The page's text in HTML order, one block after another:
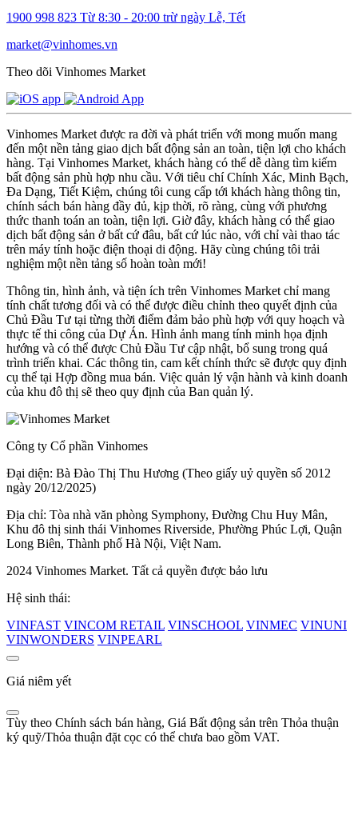
1900 998 823 Từ 8:30 - 20:00 trừ ngày Lễ, Tết
market@vinhomes.vn
Theo dõi Vinhomes Market
Vinhomes Market được ra đời và phát triển với mong muốn mang
đến một nền tảng giao dịch bất động sản an toàn, tiện lợi cho khách
hàng. Tại Vinhomes Market, khách hàng có thể dễ dàng tìm kiếm
bất động sản phù hợp nhu cầu. Với tiêu chí Chính Xác, Minh Bạch,
Đa Dạng, Tiết Kiệm, chúng tôi cung cấp tới khách hàng thông tin,
chính sách bán hàng đầy đủ, kịp thời, rõ ràng, cùng với phương
thức thanh toán an toàn, tiện lợi. Giờ đây, khách hàng có thể giao
dịch bất động sản ở bất cứ đâu, bất cứ lúc nào, với chỉ vài thao tác
trên máy tính hoặc điện thoại di động. Hãy cùng chúng tôi trải
nghiệm một nền tảng số hoàn toàn mới!
Thông tin, hình ảnh, và tiện ích trên Vinhomes Market chỉ mang
tính chất tương đối và có thể được điều chỉnh theo quyết định của
Chủ Đầu Tư tại từng thời điểm đảm bảo phù hợp với quy hoạch và
thực tế thi công của Dự Án. Hình ảnh mang tính minh họa định
hướng và có thể được Chủ Đầu Tư cập nhật, bổ sung trong quá
trình triển khai. Các thông tin, cam kết chính thức sẽ được quy định
cụ thể tại Hợp đồng mua bán. Việc quản lý vận hành và kinh doanh
của khu đô thị sẽ theo quy định của Ban quản lý.
Công ty Cổ phần Vinhomes
Đại diện: Bà Đào Thị Thu Hương (Theo giấy uỷ quyền số 2012
ngày 20/12/2025)
Địa chỉ: Tòa nhà văn phòng Symphony, Đường Chu Huy Mân,
Khu đô thị sinh thái Vinhomes Riverside, Phường Phúc Lợi, Quận
Long Biên, Thành phố Hà Nội, Việt Nam.
2024 Vinhomes Market. Tất cả quyền được bảo lưu
Hệ sinh thái:
VINFAST VINCOM RETAIL VINSCHOOL VINMEC VINUNI
VINWONDERS VINPEARL
Giá niêm yết
Tùy theo Chính sách bán hàng, Giá Bất động sản trên Thỏa thuận
ký quỹ/Thỏa thuận đặt cọc có thể chưa bao gồm VAT.